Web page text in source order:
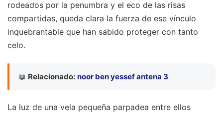
rodeados por la penumbra y el eco de las risas
compartidas, queda clara la fuerza de ese vínculo
inquebrantable que han sabido proteger con tanto
celo.
📖 Relacionado: noor ben yessef antena 3
La luz de una vela pequeña parpadea entre ellos